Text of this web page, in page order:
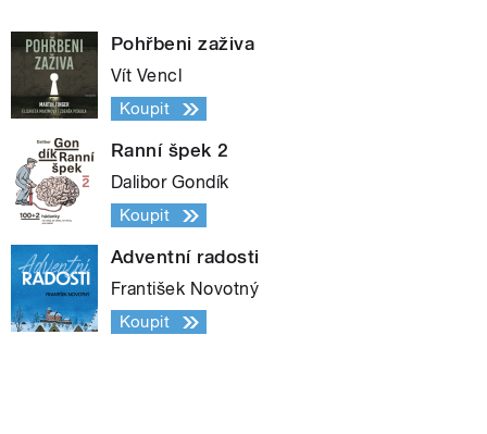
Pohřbeni zaživa
Vít Vencl
Koupit
Ranní špek 2
Dalibor Gondík
Koupit
Adventní radosti
František Novotný
Koupit